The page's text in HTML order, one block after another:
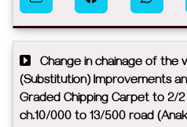
Change in chainage of the
(Substitution) Improvements
Graded Chipping Carpet to 2/
ch.10/000 to 13/500 road